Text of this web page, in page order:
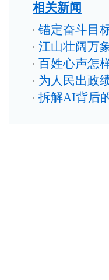
相关新闻
锚定奋斗目
江山壮阔万
百姓心声怎
为人民出政
拆解AI背后